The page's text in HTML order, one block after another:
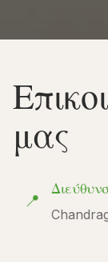
μας
📍